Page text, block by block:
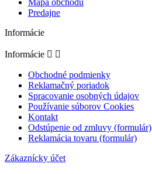
Mapa obchodu
Predajne
Informácie
Informácie  
Obchodné podmienky
Reklamačný poriadok
Spracovanie osobných údajov
Používanie súborov Cookies
Kontakt
Odstúpenie od zmluvy (formulár)
Reklamácia tovaru (formulár)
Zákaznícky účet